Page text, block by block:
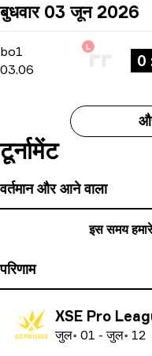
बुधवार 03 जून 2026
bo1
bo1
03.06
L
0
टूर्नामेंट
वर्तमान और आने वाला
इस समय
परिणाम
XSE Pro
जुल॰ 01 -जुल॰ 12